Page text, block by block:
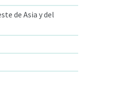
de Asia y del